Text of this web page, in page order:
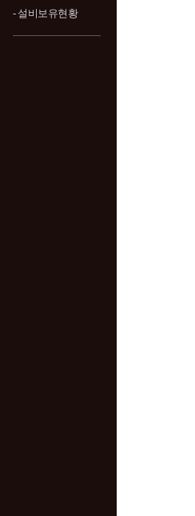
- 설비보유현황